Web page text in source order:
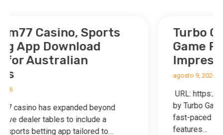
Turbo Games Vortex Video
Game Review and First
Impressions
URL: https://vortexgame.pk/ Overview Vortex
by Turbo Games is an online casino slot with
fast-paced mechanics, flashy visuals and
features…